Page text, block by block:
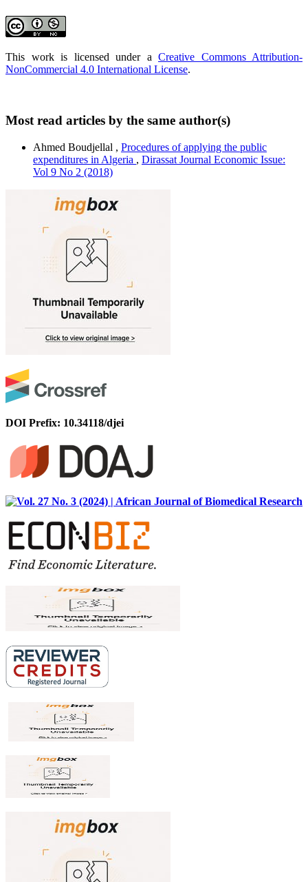
This work is licensed under a Creative Commons Attribution-
NonCommercial 4.0 International License.
Most read articles by the same author(s)
Ahmed Boudjellal , Procedures of applying the public
expenditures in Algeria , Dirassat Journal Economic Issue:
Vol 9 No 2 (2018)
DOI Prefix: 10.34118/djei